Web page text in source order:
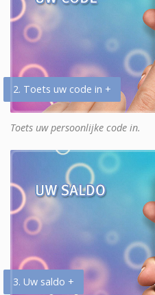
2. Toets uw code in +
Toets uw persoonlijke code in.
3. Uw saldo +